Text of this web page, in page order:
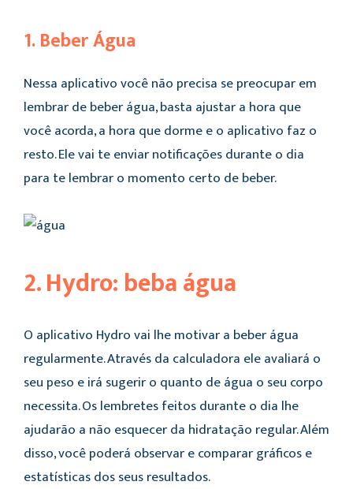
1. Beber Água
Nessa aplicativo você não precisa se preocupar em
lembrar de beber água, basta ajustar a hora que
você acorda, a hora que dorme e o aplicativo faz o
resto. Ele vai te enviar notificações durante o dia
para te lembrar o momento certo de beber.
2. Hydro: beba água
O aplicativo Hydro vai lhe motivar a beber água
regularmente. Através da calculadora ele avaliará o
seu peso e irá sugerir o quanto de água o seu corpo
necessita. Os lembretes feitos durante o dia lhe
ajudarão a não esquecer da hidratação regular. Além
disso, você poderá observar e comparar gráficos e
estatísticas dos seus resultados.